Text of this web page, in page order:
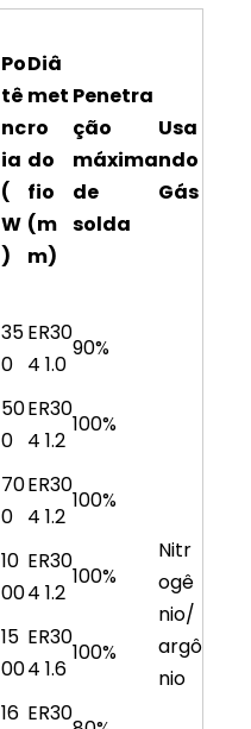
Po
tê
nc
ia
(
W
)
Diâ
met
ro
do
fio
(m
m)
Penetra
ção
máxima
de
solda
Usa
ndo
Gás
35
0
ER30
4 1.0
90%
Nitr
ogê
nio/
argô
nio
50
0
ER30
4 1.2
100%
70
0
ER30
4 1.2
100%
10
00
ER30
4 1.2
100%
15
00
ER30
4 1.6
100%
16 ER30